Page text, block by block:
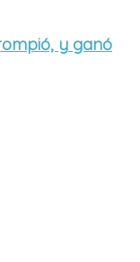
y ganó